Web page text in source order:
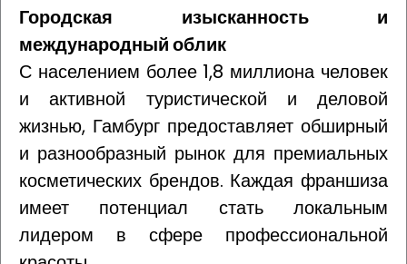
Городская изысканность и
международный облик
С населением более 1,8 миллиона человек
и активной туристической и деловой
жизнью, Гамбург предоставляет обширный
и разнообразный рынок для премиальных
косметических брендов. Каждая франшиза
имеет потенциал стать локальным
лидером в сфере профессиональной